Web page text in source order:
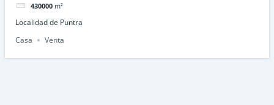
430000 m²
Localidad de Puntra
Casa
Venta